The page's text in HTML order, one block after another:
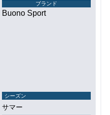
ブランド
Buono Sport
シーズン
サマー